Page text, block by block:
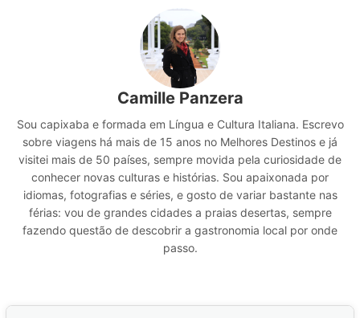
Camille Panzera
Sou capixaba e formada em Língua e Cultura Italiana. Escrevo
sobre viagens há mais de 15 anos no Melhores Destinos e já
visitei mais de 50 países, sempre movida pela curiosidade de
conhecer novas culturas e histórias. Sou apaixonada por
idiomas, fotografias e séries, e gosto de variar bastante nas
férias: vou de grandes cidades a praias desertas, sempre
fazendo questão de descobrir a gastronomia local por onde
passo.